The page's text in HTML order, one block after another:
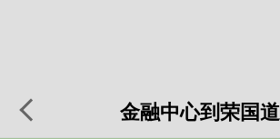
金融中心到荣国道